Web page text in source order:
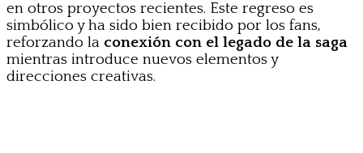
en otros proyectos recientes. Este regreso es
simbólico y ha sido bien recibido por los fans,
reforzando la conexión con el legado de la saga
mientras introduce nuevos elementos y
direcciones creativas.